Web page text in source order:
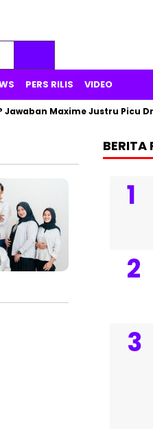
PERS RILIS VIDEO
Maxime Justru Picu
BERITA